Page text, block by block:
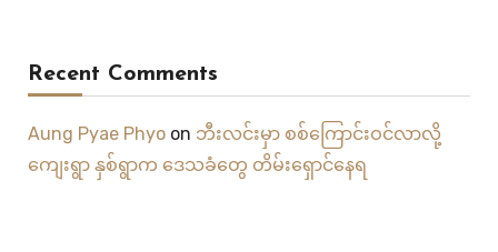
Recent Comments
Aung Pyae Phyoon ဘီးလင်းမှာ စစ်ကြောင်းဝင်လာလို့
ကျေးရွာ နှစ်ရွာက ဒေသခံတွေ တိမ်းရှောင်နေရ